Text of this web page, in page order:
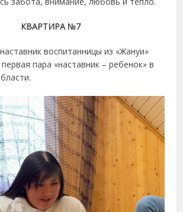
КВАРТИРА №7
воспитанницы из «Жануи»
пара «наставник – ребенок» в